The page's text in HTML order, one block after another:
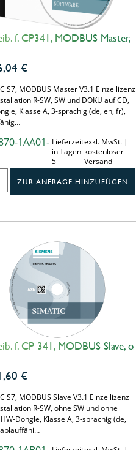
f. CP341, MODBUS Master,
€
S7, MODBUS Master V3.1 Einzellizenz
R-SW, SW und DOKU auf CD,
Klasse A, 3-sprachig (de, en, fr),
1AA01- Lieferzeit
in Tagen
5
exkl. MwSt. |
kostenloser
Versand
ZUR ANFRAGE HINZUFÜGEN
f. CP 341, MODBUS Slave, o.
€
S7, MODBUS Slave V3.1 Einzellizenz
R-SW, ohne SW und ohne
Dongle, Klasse A, 3-sprachig (de,